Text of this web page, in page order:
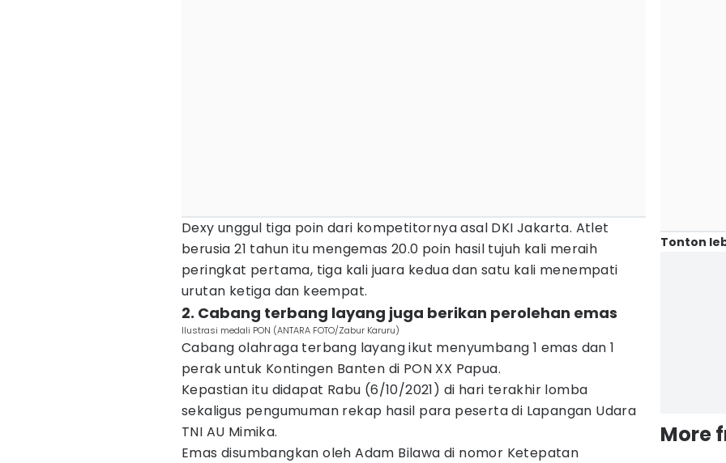
Dexy unggul tiga poin dari kompetitornya asal DKI Jakarta. Atlet
berusia 21 tahun itu mengemas 20.0 poin hasil tujuh kali meraih
peringkat pertama, tiga kali juara kedua dan satu kali menempati
urutan ketiga dan keempat.
2. Cabang terbang layang juga berikan perolehan emas
Ilustrasi medali PON (ANTARA FOTO/Zabur Karuru)
Cabang olahraga terbang layang ikut menyumbang 1 emas dan 1
perak untuk Kontingen Banten di PON XX Papua.
Kepastian itu didapat Rabu (6/10/2021) di hari terakhir lomba
sekaligus pengumuman rekap hasil para peserta di Lapangan Udara
TNI AU Mimika.
Emas disumbangkan oleh Adam Bilawa di nomor Ketepatan
Tonton
More